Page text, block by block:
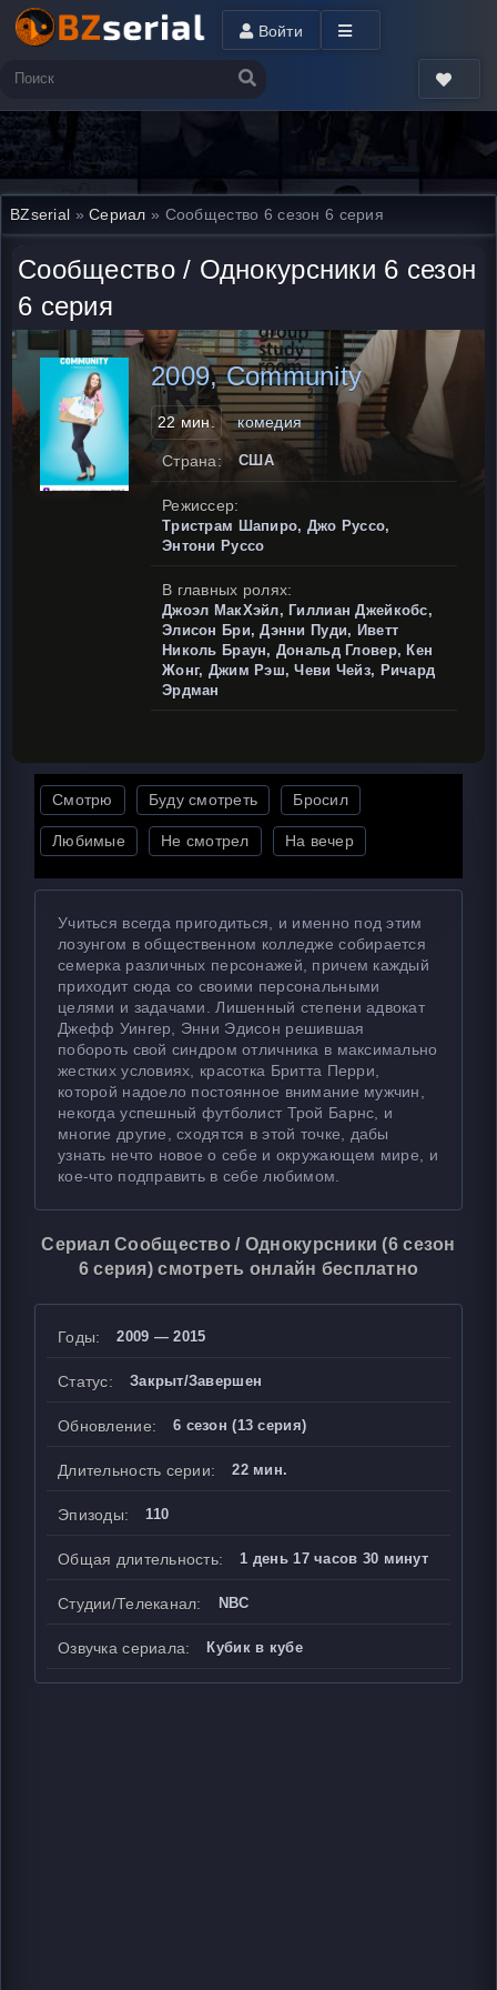
Войти
BZserial »Сериал » Сообщество 6 сезон 6 серия
Сообщество / Однокурсники 6 сезон
6 серия
2009, Community
22 мин. комедия
Страна: США
Режиссер:
Тристрам Шапиро, Джо Руссо,
Энтони Руссо
В главных ролях:
Джоэл МакХэйл, Гиллиан Джейкобс,
Элисон Бри, Дэнни Пуди, Иветт
Николь Браун, Дональд Гловер, Кен
Жонг, Джим Рэш, Чеви Чейз, Ричард
Эрдман
Смотрю Буду смотреть Бросил
Любимые Не смотрел На вечер
Учиться всегда пригодиться, и именно под этим
лозунгом в общественном колледже собирается
семерка различных персонажей, причем каждый
приходит сюда со своими персональными
целями и задачами. Лишенный степени адвокат
Джефф Уингер, Энни Эдисон решившая
побороть свой синдром отличника в максимально
жестких условиях, красотка Бритта Перри,
которой надоело постоянное внимание мужчин,
некогда успешный футболист Трой Барнс, и
многие другие, сходятся в этой точке, дабы
узнать нечто новое о себе и окружающем мире, и
кое-что подправить в себе любимом.
Сериал Сообщество / Однокурсники (6 сезон
6 серия) смотреть онлайн бесплатно
Годы: 2009 — 2015
Статус: Закрыт/Завершен
Обновление: 6 сезон (13 серия)
Длительность серии: 22 мин.
Эпизоды: 110
Общая длительность: 1 день 17 часов 30 минут
Студии/Телеканал: NBC
Озвучка сериала: Кубик в кубе